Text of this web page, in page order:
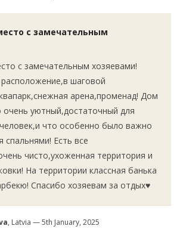
с замечательным
с замечательным хозяевами!
шаговой
арена,променад! Дом
уютный,достаточный для
что особенно было важно
спальнями! Есть все
чисто,ухоженная территория и
На территории классная банька
Спасибо хозяевам за отдых♥️
, Latvia — 5th January, 2025